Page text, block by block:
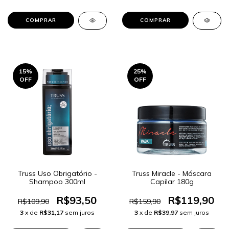
15%
OFF
Truss Uso Obrigatório -
Shampoo 300ml
R$109,90 R$93,50
3 x de R$31,17 sem juros
25%
OFF
Truss Miracle - Máscara
Capilar 180g
R$159,90 R$119,90
3 x de R$39,97 sem juros